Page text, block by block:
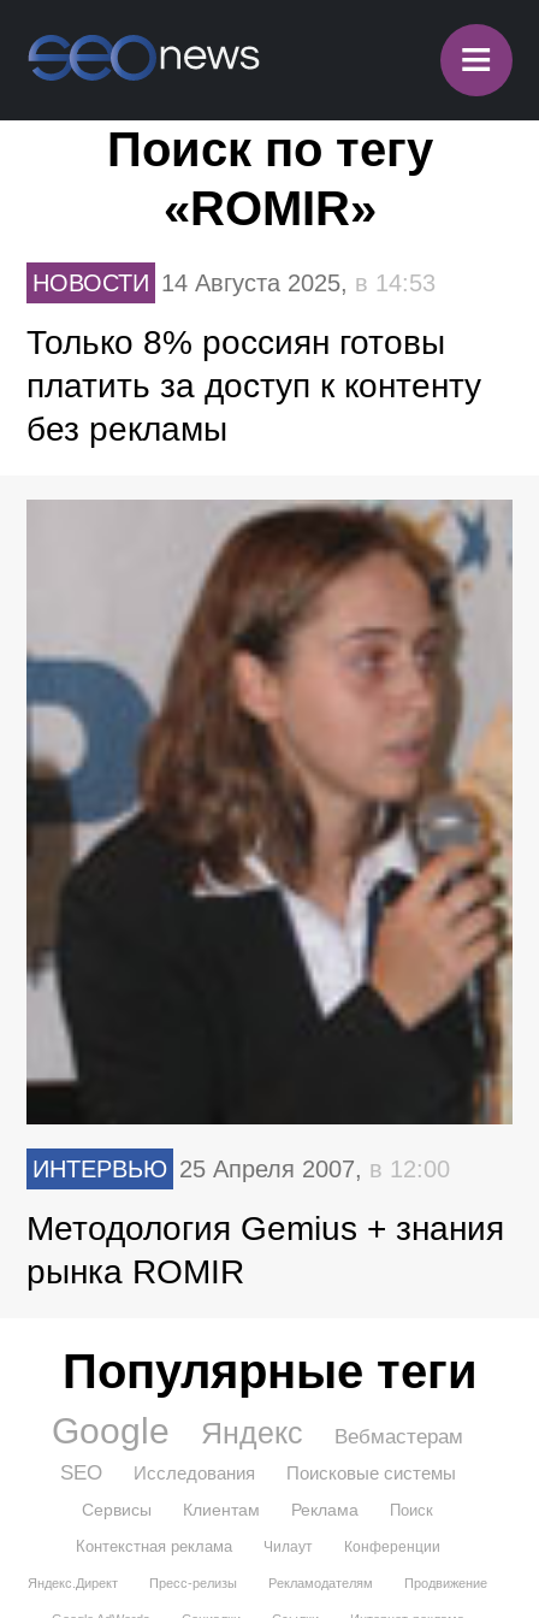
≡
Поиск по тегу
«ROMIR»
НОВОСТИ 14 Августа 2025, в 14:53
Только 8% россиян готовы
платить за доступ к контенту
без рекламы
ИНТЕРВЬЮ 25 Апреля 2007, в 12:00
Методология Gemius + знания
рынка ROMIR
Популярные теги
Google Яндекс
Вебмастерам
SEO
Исследования Поисковые системы
Сервисы Клиентам Реклама
Поиск
Контекстная реклама
Чилаут Конференции
Яндекс.Директ Пресс-релизы Рекламодателям Продвижение